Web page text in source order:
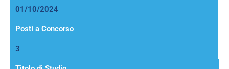
01/10/2024
Posti a Concorso
3